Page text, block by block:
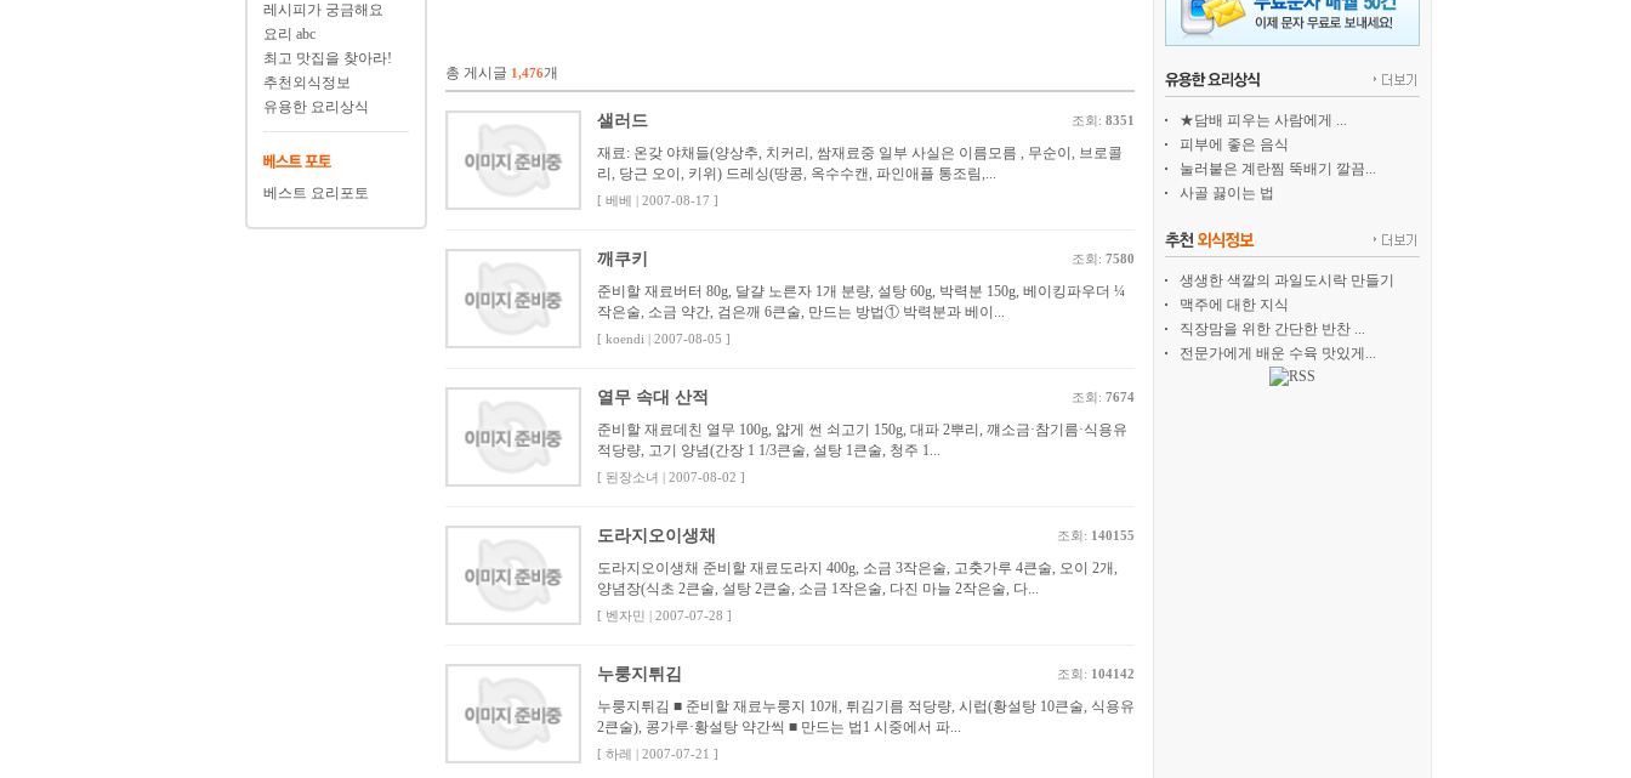
레시피가 궁금해요
요리 abc
최고 맛집을 찾아라!
추천외식정보
유용한 요리상식
베스트 요리포토
총 게시글 1,476개
샐러드 조회: 8351
재료: 온갖 야채들(양상추, 치커리, 쌈재료중 일부 사실은 이름모름 , 무순이, 브로콜
리, 당근 오이, 키위) 드레싱(땅콩, 옥수수캔, 파인애플 통조림,...
[ 베베 | 2007-08-17 ]
깨쿠키 조회: 7580
준비할 재료버터 80g, 달걀 노른자 1개 분량, 설탕 60g, 박력분 150g, 베이킹파우더 ¼
작은술, 소금 약간, 검은깨 6큰술, 만드는 방법① 박력분과 베이...
[ koendi | 2007-08-05 ]
열무 속대 산적 조회: 7674
준비할 재료데친 열무 100g, 얇게 썬 쇠고기 150g, 대파 2뿌리, 꺠소금·참기름·식용유
적당량, 고기 양념(간장 1 1/3큰술, 설탕 1큰술, 청주 1...
[ 된장소녀 | 2007-08-02 ]
도라지오이생채 조회: 140155
도라지오이생채 준비할 재료도라지 400g, 소금 3작은술, 고춧가루 4큰술, 오이 2개,
양념장(식초 2큰술, 설탕 2큰술, 소금 1작은술, 다진 마늘 2작은술, 다...
[ 벤자민 | 2007-07-28 ]
누룽지튀김 조회: 104142
누룽지튀김 ■ 준비할 재료누룽지 10개, 튀김기름 적당량, 시럽(황설탕 10큰술, 식용유
2큰술), 콩가루·황설탕 약간씩 ■ 만드는 법1 시중에서 파...
[ 하레 | 2007-07-21 ]
★담배 피우는 사람에게 ...
피부에 좋은 음식
눌러붙은 계란찜 뚝배기 깔끔...
사골 끓이는 법
생생한 색깔의 과일도시락 만들기
맥주에 대한 지식
직장맘을 위한 간단한 반찬 ...
전문가에게 배운 수육 맛있게...